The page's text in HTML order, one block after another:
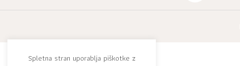
Spletna stran uporablja piškotke z